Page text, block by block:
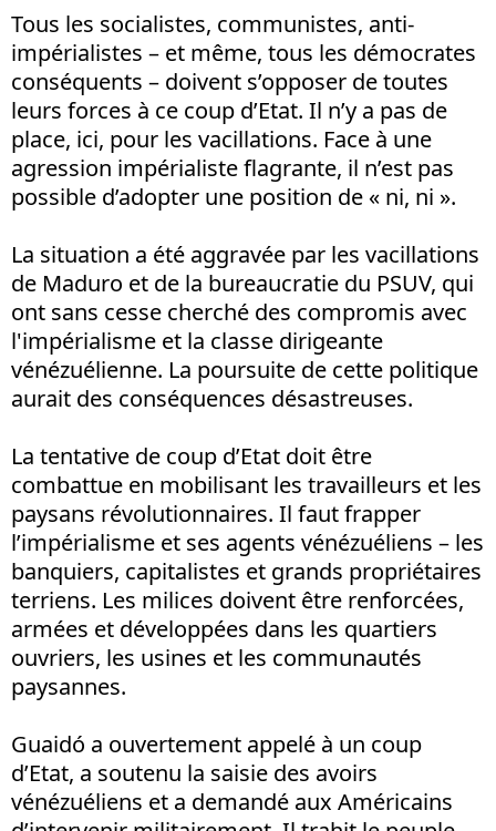
Tous les socialistes, communistes, anti-
impérialistes – et même, tous les démocrates
conséquents – doivent s’opposer de toutes
leurs forces à ce coup d’Etat. Il n’y a pas de
place, ici, pour les vacillations. Face à une
agression impérialiste flagrante, il n’est pas
possible d’adopter une position de « ni, ni ».
La situation a été aggravée par les vacillations
de Maduro et de la bureaucratie du PSUV, qui
ont sans cesse cherché des compromis avec
l'impérialisme et la classe dirigeante
vénézuélienne. La poursuite de cette politique
aurait des conséquences désastreuses.
La tentative de coup d’Etat doit être
combattue en mobilisant les travailleurs et les
paysans révolutionnaires. Il faut frapper
l’impérialisme et ses agents vénézuéliens – les
banquiers, capitalistes et grands propriétaires
terriens. Les milices doivent être renforcées,
armées et développées dans les quartiers
ouvriers, les usines et les communautés
paysannes.
Guaidó a ouvertement appelé à un coup
d’Etat, a soutenu la saisie des avoirs
vénézuéliens et a demandé aux Américains